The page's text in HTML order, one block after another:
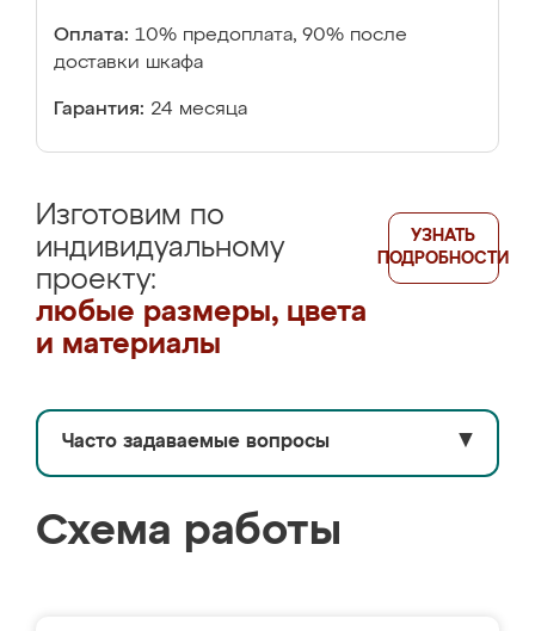
Оплата: 10% предоплата, 90% после
доставки шкафа
Гарантия: 24 месяца
Изготовим по
индивидуальному
проекту:
любые размеры, цвета
и материалы
УЗНАТЬ
ПОДРОБНОСТИ
Часто задаваемые вопросы ▼
Схема работы